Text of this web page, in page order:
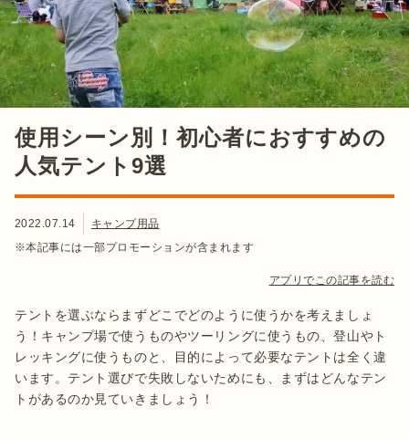
使用シーン別！初心者におすすめの
人気テント9選
2022.07.14
キャンプ用品
※本記事には一部プロモーションが含まれます
アプリでこの記事を読む
テントを選ぶならまずどこでどのように使うかを考えましょ
う！キャンプ場で使うものやツーリングに使うもの、登山やト
レッキングに使うものと、目的によって必要なテントは全く違
います。テント選びで失敗しないためにも、まずはどんなテン
トがあるのか見ていきましょう！